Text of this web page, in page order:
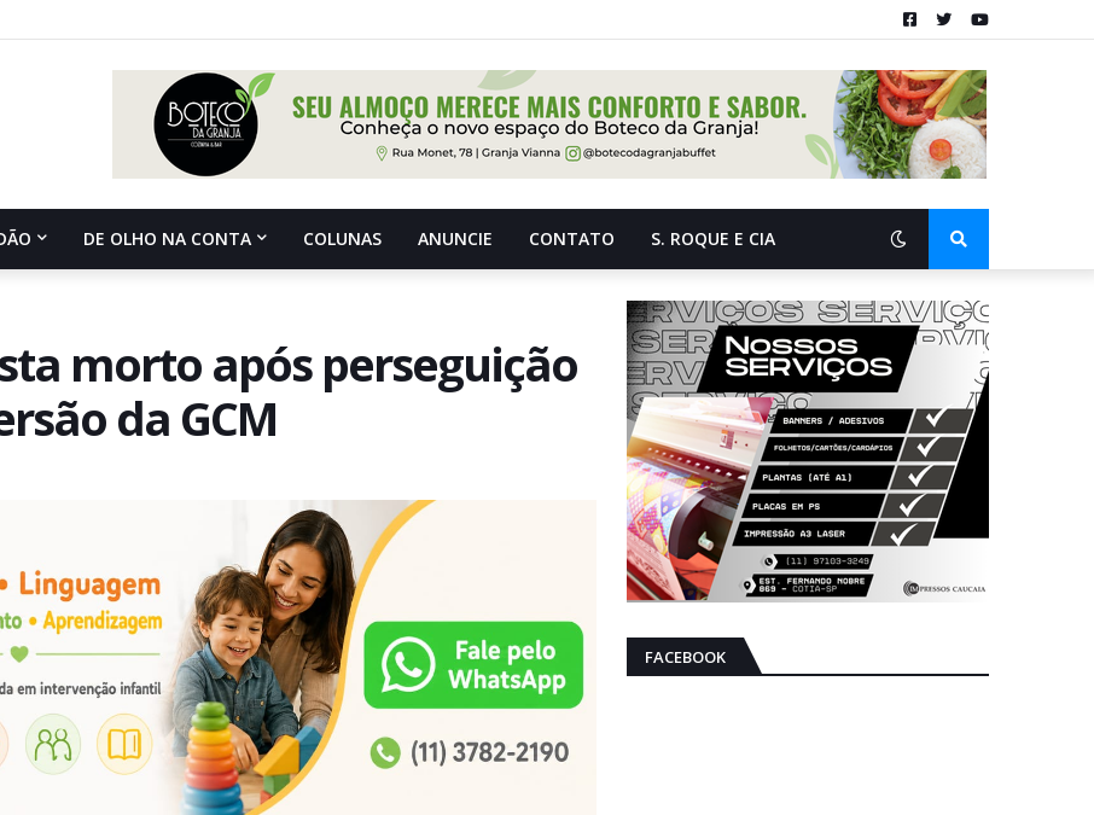
DE OLHO NA CONTA COLUNAS ANUNCIE CONTATO S. ROQUE E CIA
morto após perseguição
da GCM
FACEBOOK